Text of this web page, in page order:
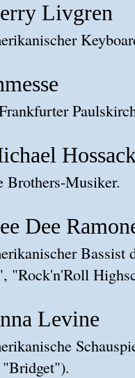
Livgren
Brothers-Musiker.
Dee
Bassist
"Rock'n'Roll
Levine